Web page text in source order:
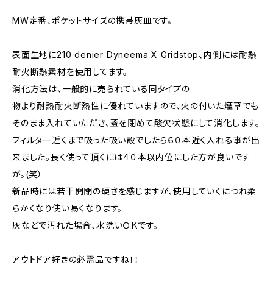
MW定番、ポケットサイズの携帯灰皿です。
表面生地に210 denier Dyneema X Gridstop、内側には耐熱
耐火断熱素材を使用してます。
消化方法は、一般的に売られている同タイプの
物より耐熱耐火断熱性に優れていますので、火の付いた煙草でも
そのまま入れていただき、蓋を閉めて酸欠状態にして消化します。
フィルター近くまで吸った吸い殻でしたら６０本近く入れる事が出
来ました。長く使って頂くには４０本以内位にした方が良いです
が。(笑）
新品時には若干開閉の硬さを感じますが、使用していくにつれ柔
らかくなり使い易くなります。
灰などで汚れた場合、水洗いＯＫです。
アウトドア好きの必需品ですね！！